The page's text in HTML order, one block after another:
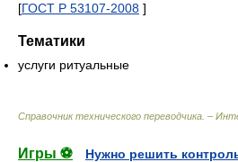
[ГОСТ Р 53107-2008 ]
Тематики
услуги ритуальные
Справочник технического переводчика. –
Игры ⚽
Нужно решить